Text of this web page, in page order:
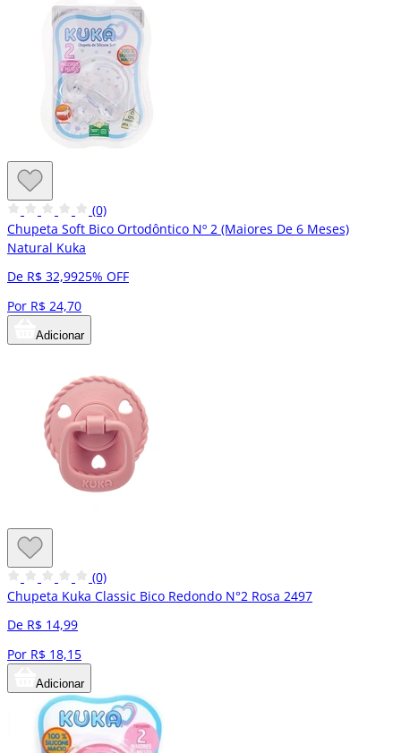
(0)
Chupeta Soft Bico Ortodôntico Nº 2 (Maiores De 6 Meses)
Natural Kuka
De R$ 32,9925% OFF
Por R$ 24,70
Adicionar
(0)
Chupeta Kuka Classic Bico Redondo N°2 Rosa 2497
De R$ 14,99
Por R$ 18,15
Adicionar